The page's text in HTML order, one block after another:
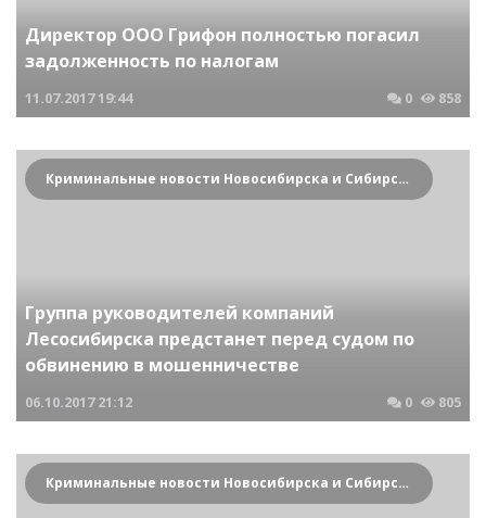
Директор ООО Грифон полностью погасил
задолженность по налогам
11.07.201719:44 0 858
Криминальные новости Новосибирска и Сибирского региона
Группа руководителей компаний
Лесосибирска предстанет перед судом по
обвинению в мошенничестве
06.10.2017 21:12 0 805
Криминальные новости Новосибирска и Сибирского региона